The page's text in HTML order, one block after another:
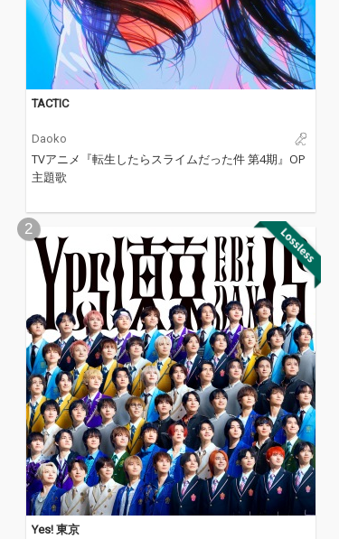
TACTIC
Daoko
TVアニメ『転生したらスライムだった件 第4期』OP
主題歌
2
Yes! 東京